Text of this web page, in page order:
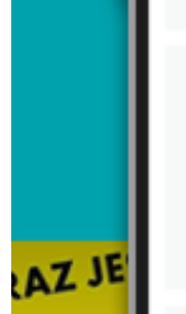
Trafiłeś na
Zobacz aktualne